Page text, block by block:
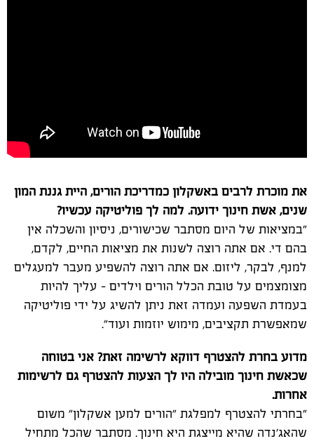
את מוכרת לרבים באשקלון כמדריכת הורים, היית גננת המון
שנים, אשת חינוך ידועה. למה לך פוליטיקה עכשיו?
"במציאות של היום מסתבר שכישורים, ניסיון והשכלה אין
בהם די. אם אתה רוצה לשנות את מציאות החיים, לקדם,
למנף, לבקר, ליזום. אם אתה רוצה להשפיע מעבר למעגלים
מצומצמים על טובת הכלל הורים וילדים - עליך להיות
בעמדת השפעה ועמדה זאת ניתן להשיג על ידי פוליטיקה
שמאפשרת תקציבים, מימוש יוזמות ועוד".
מדוע בחרת להצטרף דווקא לרשימה זאת? אני בטוחה
שכאשת חינוך מובילה היו לך הצעות להצטרף גם לרשימות
אחרות.
"בחרתי להצטרף למפלגת "הורים למען אשקלון" משום
שהאג'נדה שהיא מייצגת היא חינוך. מסתבר שהכל מתחיל